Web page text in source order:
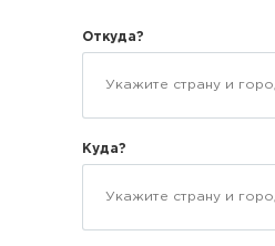
Откуда?
Куда?